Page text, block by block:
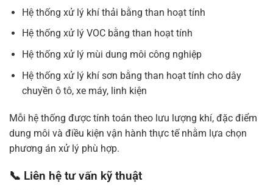
Hệ thống xử lý khí thải bằng than hoạt tính
Hệ thống xử lý VOC bằng than hoạt tính
Hệ thống xử lý mùi dung môi công nghiệp
Hệ thống xử lý khí sơn bằng than hoạt tính cho dây
chuyền ô tô, xe máy, linh kiện
Mỗi hệ thống được tính toán theo lưu lượng khí, đặc điểm
dung môi và điều kiện vận hành thực tế nhằm lựa chọn
phương án xử lý phù hợp.
📞 Liên hệ tư vấn kỹ thuật